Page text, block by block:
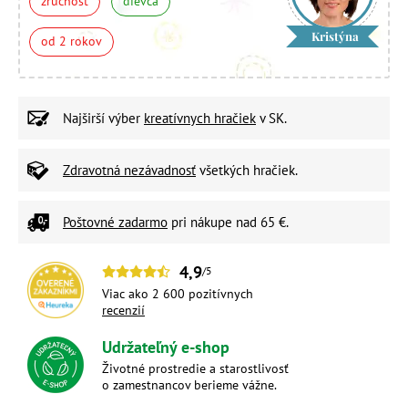
od 2 rokov Kristýna
Najširší výber kreatívnych hračiek v SK.
Zdravotná nezávadnosť všetkých hračiek.
Poštovné zadarmo pri nákupe nad 65 €.
4,9/5
Viac ako 2 600 pozitívnych
recenzií
Udržateľný e-shop
Životné prostredie a starostlivosť
o zamestnancov berieme vážne.